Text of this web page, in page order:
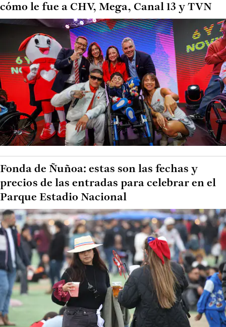
cómo le fue a CHV, Mega, Canal 13 y TVN
Fonda de Ñuñoa: estas son las fechas y
precios de las entradas para celebrar en el
Parque Estadio Nacional